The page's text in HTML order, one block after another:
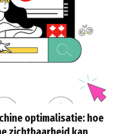
optimalisatie: hoe